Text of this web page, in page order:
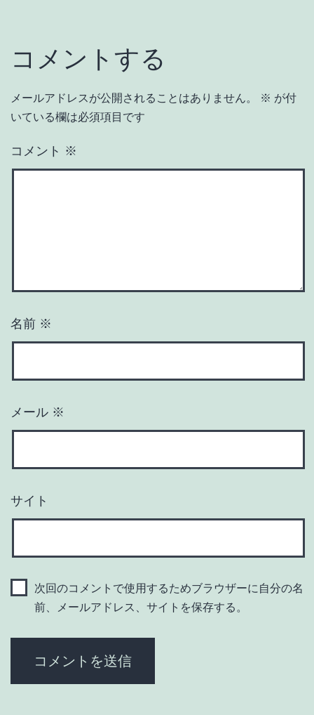
コメントする
メールアドレスが公開されることはありません。 ※ が付
いている欄は必須項目です
コメント ※
名前 ※
メール ※
サイト
次回のコメントで使用するためブラウザーに自分の名
前、メールアドレス、サイトを保存する。